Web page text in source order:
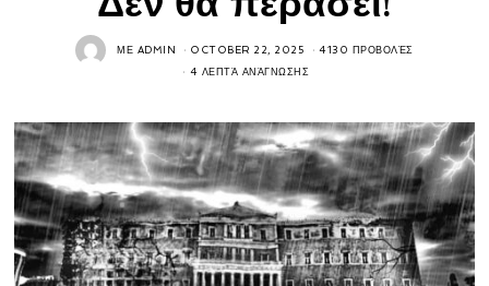
ΜΕ ADMIN OCTOBER 22, 2025 4130 ΠΡΟΒΟΛΈΣ
4 ΛΕΠΤΆ ΑΝΆΓΝΩΣΗΣ